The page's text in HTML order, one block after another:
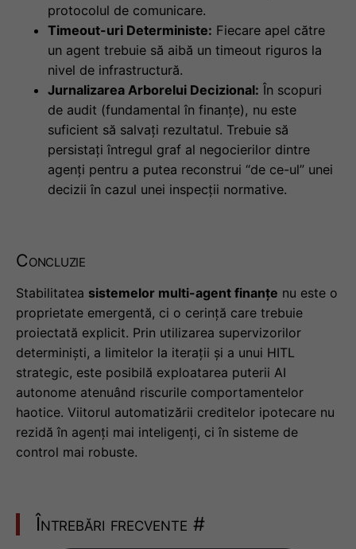
protocolul de comunicare.
Timeout-uri Deterministe: Fiecare apel către
un agent trebuie să aibă un timeout riguros la
nivel de infrastructură.
Jurnalizarea Arborelui Decizional: În scopuri
de audit (fundamental în finanțe), nu este
suficient să salvați rezultatul. Trebuie să
persistați întregul graf al negocierilor dintre
agenți pentru a putea reconstrui “de ce-ul” unei
decizii în cazul unei inspecții normative.
Concluzie
Stabilitatea sistemelor multi-agent finanțe nu este o
proprietate emergentă, ci o cerință care trebuie
proiectată explicit. Prin utilizarea supervizorilor
determiniști, a limitelor la iterații și a unui HITL
strategic, este posibilă exploatarea puterii AI
autonome atenuând riscurile comportamentelor
haotice. Viitorul automatizării creditelor ipotecare nu
rezidă în agenți mai inteligenți, ci în sisteme de
control mai robuste.
Întrebări frecvente #